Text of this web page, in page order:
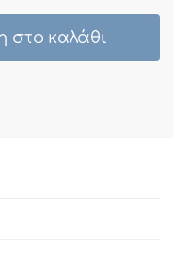
στο καλάθι